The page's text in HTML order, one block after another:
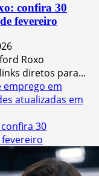
confira 30
fevereiro
Roxo
diretos para...
emprego em
atualizadas em
30